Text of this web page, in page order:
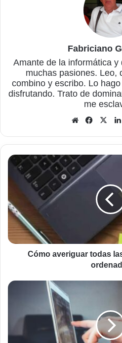
Fabriciano
Amante de la informática
muchas pasiones. Leo,
combino y escribo. Lo
disfrutando. Trato de
me
Sitio
Facebook
X
Cómo
averiguar
todas
características
del
ordenador
Cómo averiguar todas
Un
hacer
el